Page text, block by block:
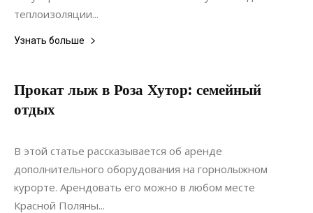
теплоизоляции...
Узнать больше
Прокат лыж в Роза Хутор: семейный
отдых
21.01.2022
В этой статье рассказывается об аренде
дополнительного оборудования на горнолыжном
курорте. Арендовать его можно в любом месте
Красной Поляны...